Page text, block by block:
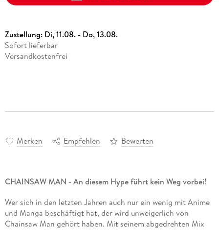
Zustellung: Di, 11.08. - Do, 13.08.
Sofort lieferbar
Versandkostenfrei
Merken Empfehlen Bewerten
CHAINSAW MAN - An diesem Hype führt kein Weg vorbei!
Wer sich in den letzten Jahren auch nur ein wenig mit Anime
und Manga beschäftigt hat, der wird unweigerlich von
Chainsaw Man gehört haben. Mit seinem abgedrehten Mix